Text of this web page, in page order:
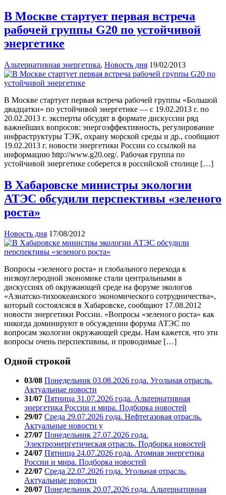
В Москве стартует первая встреча
рабочей группы G20 по устойчивой
энергетике
Альтернативная энергетика, Новость дня 19/02/2013
В Москве стартует первая встреча рабочей группы «Большой
двадцатки» по устойчивой энергетике — с 19.02.2013 г. по
20.02.2013 г. эксперты обсудят в формате дискуссии ряд
важнейших вопросов: энергоэффективность, регулирование
инфраструктуры ТЭК, охрану морской среды и др., сообщают
19.02.2013 г. новости энергетики России со ссылкой на
информацию http://www.g20.org/. Рабочая группа по
устойчивой энергетике соберется в российской столице […]
В Хабаровске министры экологии
АТЭС обсудили перспективы «зеленого
роста»
Новость дня 17/08/2012
Вопросы «зеленого роста» и глобального перехода к
низкоуглеродной экономике стали центральными в
дискуссиях об окружающей среде на форуме экологов
«Азиатско-тихоокеанского экономического сотрудничества»,
который состоялсяся в Хабаровске, сообщают 17.08.2012
новости энергетики России. «Вопросы «зеленого роста» как
никогда доминируют в обсуждении форума АТЭС по
вопросам экологии окружающей среды. Нам кажется, что эти
вопросы очень перспективны, и проводимые […]
Одной строкой
03/08 Понедельник 03.08.2026 года. Угольная отрасль.
Актуальные новости
31/07 Пятница 31.07.2026 года. Альтернативная
энергетика России и мира. Подборка новостей
29/07 Среда 29.07.2026 года. Нефтегазовая отрасль.
Актуальные новости у
27/07 Понедельник 27.07.2026 года.
Электроэнергетическая отрасль. Подборка новостей
24/07 Пятница 24.07.2026 года. Атомная энергетика
России и мира. Подборка новостей
22/07 Среда 22.07.2026 года. Угольная отрасль.
Актуальные новости
20/07 Понедельник 20.07.2026 года. Альтернативная